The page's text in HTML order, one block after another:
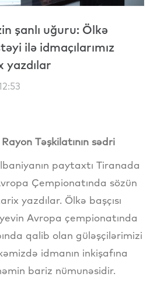
şanlı uğuru: Ölkə
ilə idmaçılarımız
yazdılar
Təşkilatının sədri
paytaxtı Tiranada
Çempionatında sözün
yazdılar. Ölkə başçısı
Avropa çempionatında
qalib olan güləşçilərimizi
idmanın inkişafına
bariz nümunəsidir.